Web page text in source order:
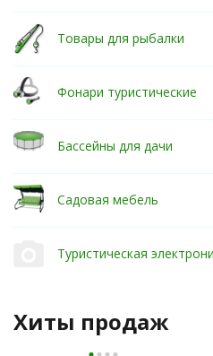
Товары для рыбалки
Фонари туристические
Бассейны для дачи
Садовая мебель
Туристическая
Хиты продаж